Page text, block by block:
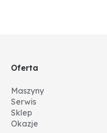
Oferta
Maszyny
Serwis
Sklep
Okazje